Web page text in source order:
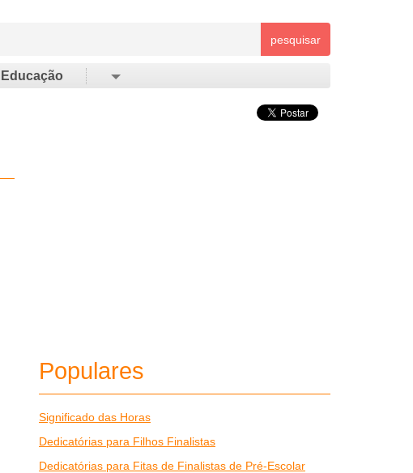
pesquisar
Educação
Populares
Significado das Horas
Dedicatórias para Filhos Finalistas
Dedicatórias para Fitas de Finalistas de Pré-Escolar